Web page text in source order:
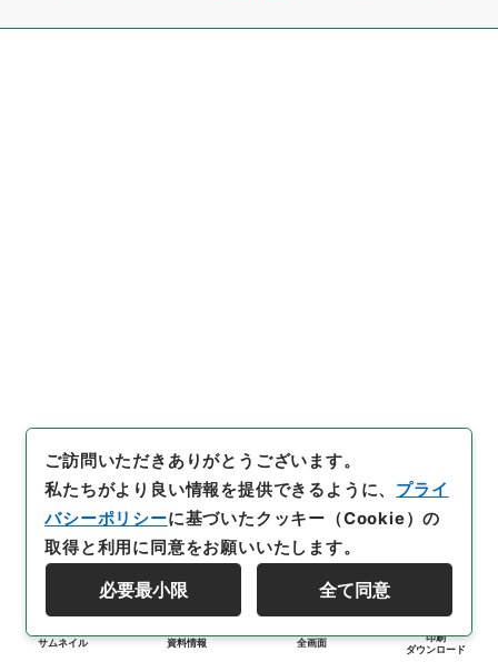
サムネイル 資料情報 全画面
印刷
ダウンロード
ご訪問いただきありがとうございます。
私たちがより良い情報を提供できるように、 プライ
バシーポリシーに基づいたクッキー（Cookie）の
取得と利用に同意をお願いいたします。
必要最小限 全て同意